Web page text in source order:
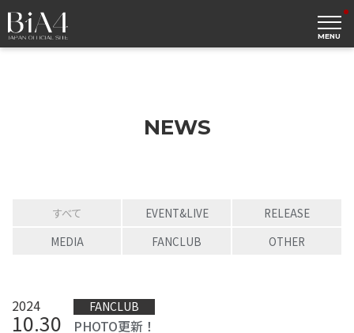
MENU
NEWS
すべて EVENT&LIVE
RELEASE
MEDIA
FANCLUB OTHER
2024
10.30
FANCLUB
PHOTO更新！